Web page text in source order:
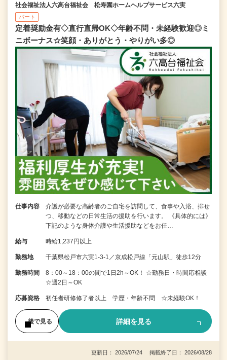
社会福祉法人六高台福祉会 松寿園ホームヘルプサービス六実
パート
定着奨励金有◇直行直帰OK◇年齢不問・未経験歓迎◎ミ
ニボーナス☆笑顔・ありがとう・やりがい多◎
仕事内容
介護が必要な高齢者のご自宅を訪問して、食事や入浴、排せ
つ、移動などの日常生活の援助を行います。 《具体的には》
下記のような身体介護や生活援助などをお任…
給与 時給1,237円以上
勤務地 千葉県松戸市六実1-3-1／京成松戸線「元山駅」徒歩12分
勤務時間
8：00～18：00の間で1日2h～OK！ ☆勤務日・時間応相談
☆週2日～OK
応募資格 初任者研修修了者以上 学歴・年齢不問 ☆未経験OK！
後で見る 詳細を見る
更新日： 2026/07/24 掲載終了日： 2026/08/28